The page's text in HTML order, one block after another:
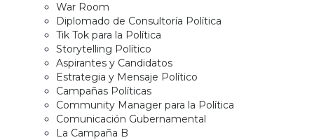
War Room
Diplomado de Consultoría Política
Tik Tok para la Política
Storytelling Político
Aspirantes y Candidatos
Estrategia y Mensaje Político
Campañas Políticas
Community Manager para la Política
Comunicación Gubernamental
La Campaña B